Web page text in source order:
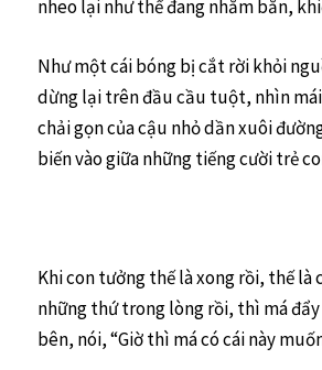
nheo lại như thể đang nhắm bắn,
Như một cái bóng bị cắt rời khỏi
dừng lại trên đầu cầu tuột, nhìn
chải gọn của cậu nhỏ dần xuôi
biến vào giữa những tiếng cười trẻ
Khi con tưởng thế là xong rồi, thế là
những thứ trong lòng rồi, thì má
bên, nói, “Giờ thì má có cái này